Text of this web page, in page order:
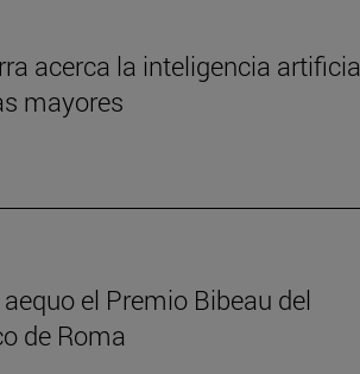
acerca la inteligencia
mayores
el Premio Bibeau del
de Roma